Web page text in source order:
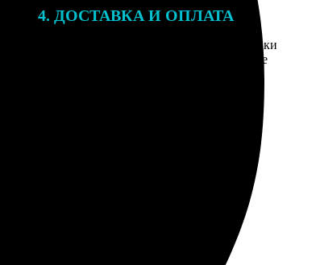
4. ДОСТАВКА И ОПЛАТА
Введите адрес и выберите способ доставки
заказа. Если у вас есть промокод, введите